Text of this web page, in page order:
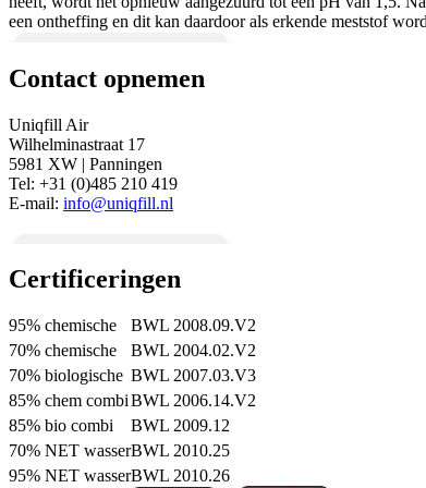
een ontheffing en dit kan daardoor als erkende meststof
Contact opnemen
Uniqfill Air
Wilhelminastraat 17
5981 XW | Panningen
Tel: +31 (0)485 210 419
E-mail: info@uniqfill.nl
Certificeringen
95% chemische
BWL 2008.09.V2
70% chemische
BWL 2004.02.V2
70% biologische BWL 2007.03.V3
85% chem combiBWL 2006.14.V2
85% bio combi
BWL 2009.12
70% NET wasserBWL 2010.25
95% NET wasserBWL 2010.26